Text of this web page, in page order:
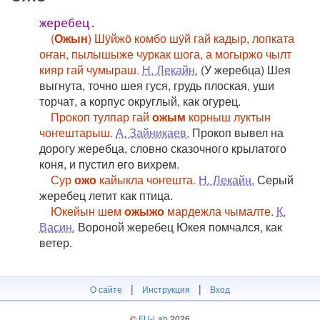
жеребец.
(Ожын) Шӱйжӧ комбо шӱй гай кадыр, лопката
оҥан, пылышыже чуркак шога, а могыржо чылт
кияр гай чумыраш. Н. Лекайн. (У жеребца) Шея
выгнута, точно шея гуся, грудь плоская, уши
торчат, а корпус округлый, как огурец.
Прокоп тулпар гай ожым корныш луктын
чоҥештарыш. А. Зайникаев. Прокоп вывел на
дорогу жеребца, словно сказочного крылатого
коня, и пустил его вихрем.
Сурожо кайыкла чоҥешта. Н. Лекайн. Серый
жеребец летит как птица.
Юкейын шем ожыжо мардежла чымалте. К.
Васин. Вороной жеребец Юкея помчался, как
ветер.
О сайте | Инструкция | Вход